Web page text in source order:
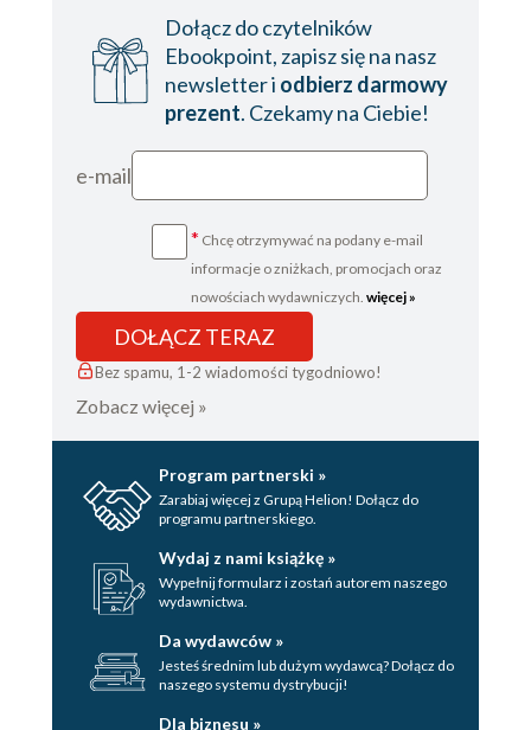
Kontemplacja XIV
Pierwsza duma
Zimowy ogień
Pierwsze słowo
Kontemplacja XV
Cztery wymiary
Usiadłem
Dwie postawy
Szpitalne czekanie
Bezradność
Ruszyłem
Dołącz do czytelników
Ebookpoint, zapisz się na nasz
newsletter i odbierz darmowy
prezent. Czekamy na Ciebie!
e-mail
* Chcę otrzymywać na podany e-mail
informacje o zniżkach, promocjach oraz
nowościach wydawniczych. więcej »
DOŁĄCZ TERAZ
Bez spamu, 1-2 wiadomości tygodniowo!
Zobacz więcej »
Program partnerski »
Zarabiaj więcej z Grupą Helion! Dołącz do
programu partnerskiego.
Wydaj z nami książkę »
Wypełnij formularz i zostań autorem naszego
wydawnictwa.
Da wydawców »
Jesteś średnim lub dużym wydawcą? Dołącz do
naszego systemu dystrybucji!
Dla biznesu »